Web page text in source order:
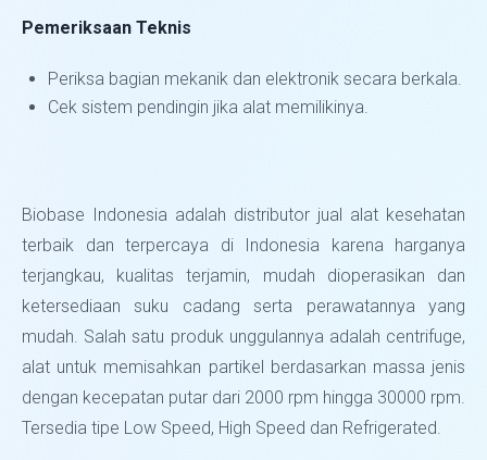
Pemeriksaan Teknis
Periksa bagian mekanik dan elektronik secara berkala.
Cek sistem pendingin jika alat memilikinya.
Biobase Indonesia adalah distributor jual alat kesehatan
terbaik dan terpercaya di Indonesia karena harganya
terjangkau, kualitas terjamin, mudah dioperasikan dan
ketersediaan suku cadang serta perawatannya yang
mudah. Salah satu produk unggulannya adalah centrifuge,
alat untuk memisahkan partikel berdasarkan massa jenis
dengan kecepatan putar dari 2000 rpm hingga 30000 rpm.
Tersedia tipe Low Speed, High Speed dan Refrigerated.